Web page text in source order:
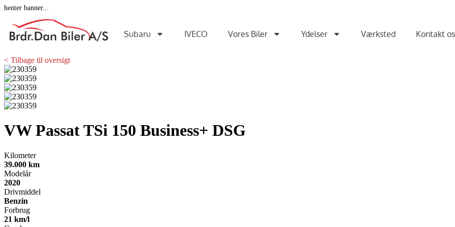
henter banner...
Subaru IVECO Vores Biler Ydelser Værksted Kontakt os
< Tilbage til oversigt
VW PassatTSi 150 Business+ DSG
Kilometer
39.000 km
Modelår
2020
Drivmiddel
Benzin
Forbrug
21 km/l